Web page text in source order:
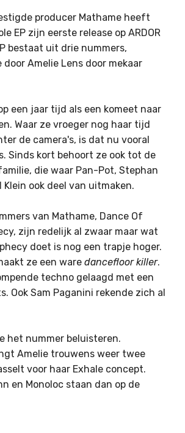
producer Mathame heeft
EP zijn eerste release op ARDOR
bestaat uit drie nummers,
Amelie Lens door mekaar
een jaar tijd als een komeet naar
Waar ze vroeger nog haar tijd
de camera's, is dat nu vooral
Sinds kort behoort ze ook tot de
die waar Pan-Pot, Stephan
Klein ook deel van uitmaken.
van Mathame, Dance Of
zijn redelijk al zwaar maar wat
doet is nog een trapje hoger.
ze een ware dancefloor killer.
techno gelaagd met een
Ook Sam Paganini rekende zich al
het nummer beluisteren.
Amelie trouwens weer twee
voor haar Exhale concept.
en Monoloc staan dan op de